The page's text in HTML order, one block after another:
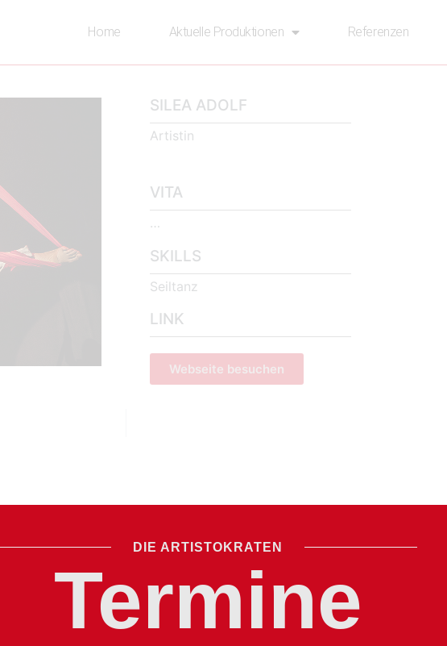
Home Aktuelle Produktionen Referenzen
SILEA ADOLF
Artistin
VITA
…
SKILLS
Seiltanz
LINK
Webseite besuchen
Management / Booking
Alt-Hermsdorf 9A
Mobil: +49 179 202 77 85
castronari@artistokraten.de
DIE ARTISTOKRATEN
Termine